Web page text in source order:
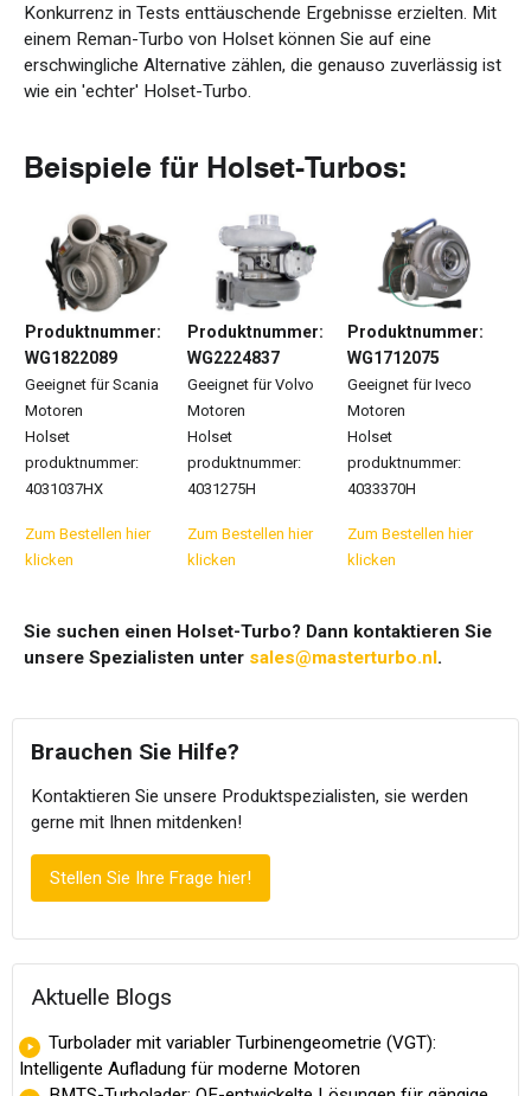
Konkurrenz in Tests enttäuschende Ergebnisse erzielten. Mit
einem Reman-Turbo von Holset können Sie auf eine
erschwingliche Alternative zählen, die genauso zuverlässig ist
wie ein 'echter' Holset-Turbo.
Beispiele für Holset-Turbos:
Produktnummer:
WG1822089
Geeignet fürScania
Motoren
Holset
produktnummer:
4031037HX
Zum Bestellen hier
klicken
Produktnummer:
WG2224837
Geeignet fürVolvo
Motoren
Holset
produktnummer:
4031275H
Zum Bestellen hier
klicken
Produktnummer:
WG1712075
Geeignet für Iveco
Motoren
Holset
produktnummer:
4033370H
Zum Bestellen hier
klicken
Sie suchen einen Holset-Turbo? Dann kontaktieren Sie
unsere Spezialisten unter sales@masterturbo.nl.
Brauchen Sie Hilfe?
Kontaktieren Sie unsere Produktspezialisten, sie werden
gerne mit Ihnen mitdenken!
Stellen Sie Ihre Frage hier!
Aktuelle Blogs
Turbolader mit variabler Turbinengeometrie (VGT):
Intelligente Aufladung für moderne Motoren